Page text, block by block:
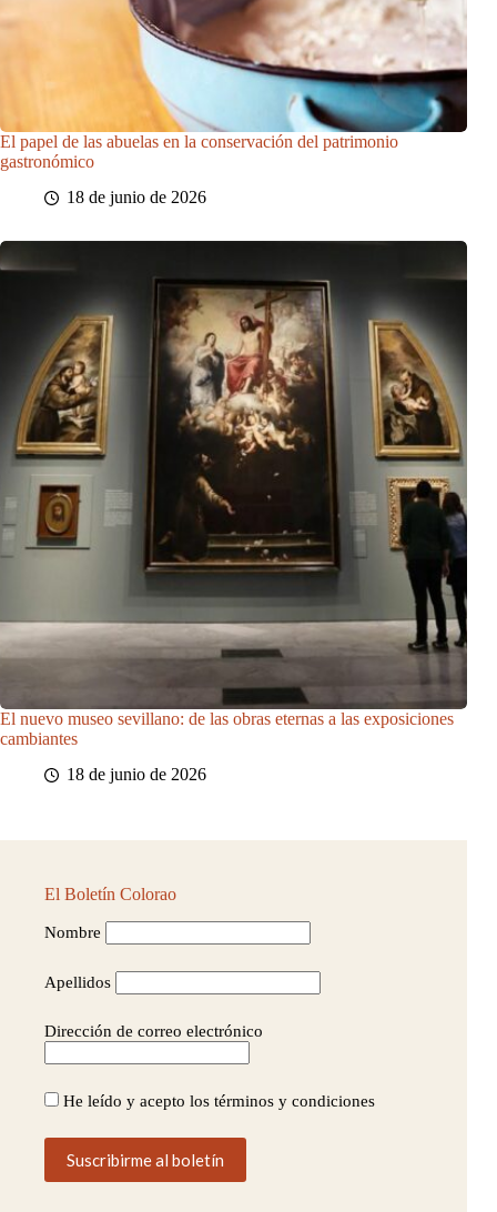
El papel de las abuelas en la conservación del patrimonio
gastronómico
18 de junio de 2026
El nuevo museo sevillano: de las obras eternas a las exposiciones
cambiantes
18 de junio de 2026
El Boletín Colorao
Nombre
Apellidos
Dirección de correo electrónico
He leído y acepto los términos y condiciones